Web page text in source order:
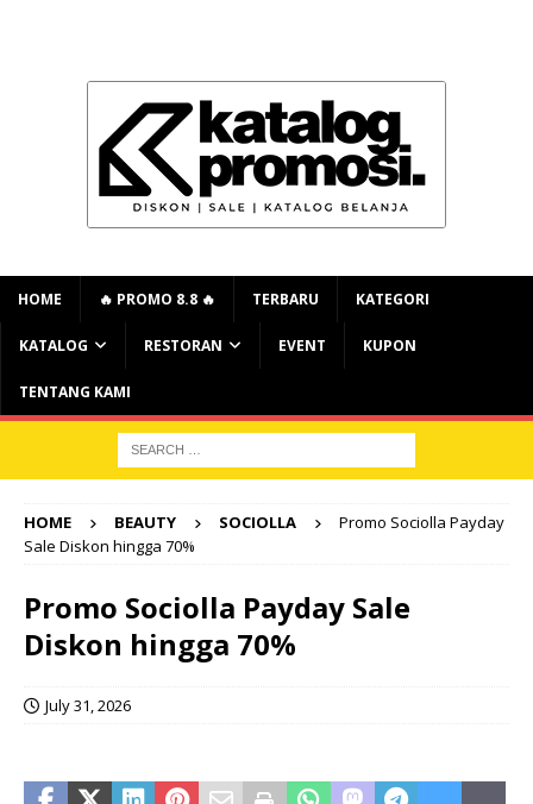
HOME 🔥 PROMO 8.8 🔥 TERBARU KATEGORI
KATALOG RESTORAN EVENT KUPON
TENTANG KAMI
HOME BEAUTY SOCIOLLA
Promo Sociolla Payday
Sale Diskon hingga 70%
Promo Sociolla Payday Sale
Diskon hingga 70%
July 31, 2026